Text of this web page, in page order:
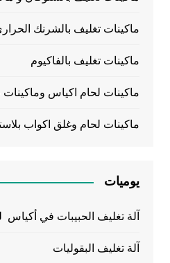
ماكينات تغليف بالشرنك
ماكينات تغليف بالفاكيوم
ماكينات لحام اكياس وماكينات
ماكينات لحام وغلق اكواب
يوميات
آلة تغليف الحبيبات في أكياس
آلة تغليف البقوليات